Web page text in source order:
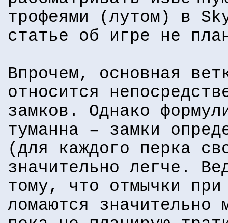
трофеями (лутом) в
статье об игре не
Впрочем, основная
относится
замков. Однако
туманна – замки
(для каждого перка
значительно легче.
тому, что отмычки при
ломаются значительно